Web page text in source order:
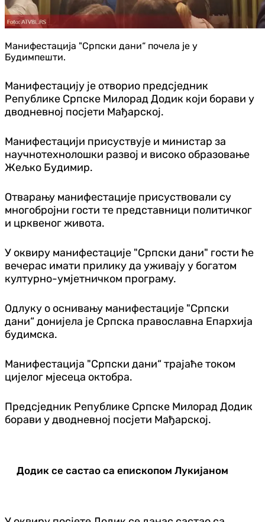
Манифестација "Српски дани“ почела је у
Будимпешти.
Манифестацију је отворио предсједник
Републике Српске Милорад Додик који борави у
дводневној посјети Мађарској.
Манифестацији присуствује и министар за
научнотехнолошки развој и високо образовање
Жељко Будимир.
Отварању манифестације присуствовали су
многобројни гости те представници политичког
и црквеног живота.
У оквиру манифестације "Српски дани" гости ће
вечерас имати прилику да уживају у богатом
културно-умјетничком програму.
Одлуку о оснивању манифестације "Српски
дани“ донијела је Српска православна Епархија
будимска.
Манифестација "Српски дани“ трајаће током
цијелог мјесеца октобра.
Предсједник Републике Српске Милорад Додик
борави у дводневној посјети Мађарској.
Додик се састао са епископом Лукијаном